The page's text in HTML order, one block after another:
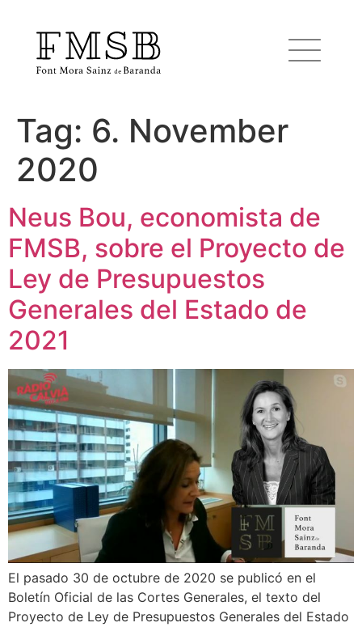
Startseite
Font Mora Sainz de Baranda
Team
Dienste
Blog und Nachrichten
Wie können wir Ihnen helfen?
Tag: 6. November
2020
Neus Bou, economista de
FMSB, sobre el Proyecto de
Ley de Presupuestos
Generales del Estado de
2021
El pasado 30 de octubre de 2020 se publicó en el
Boletín Oficial de las Cortes Generales, el texto del
Proyecto de Ley de Presupuestos Generales del Estado